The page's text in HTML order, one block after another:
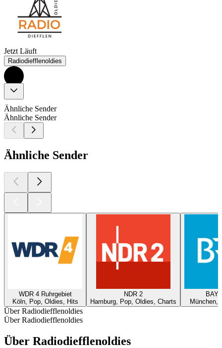
Jetzt Läuft
Radiodiefflenoldies
Ähnliche Sender
Ähnliche Sender
Ähnliche Sender
WDR 4 Ruhrgebiet
Köln, Pop, Oldies, Hits
NDR 2
Hamburg, Pop, Oldies, Charts
München,
Über Radiodiefflenoldies
Über Radiodiefflenoldies
Über Radiodiefflenoldies